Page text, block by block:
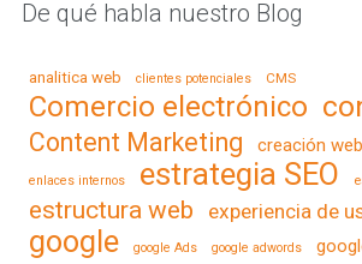
De qué habla nuestro Blog
analitica web clientes potenciales CMS
Comercio electrónico
Content Marketing creación web
enlaces internos estrategia SEO
estructura web experiencia de
google google Ads google adwords